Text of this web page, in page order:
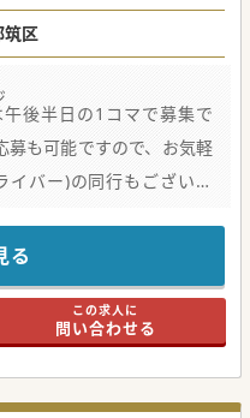
都筑区
後半日の1コマで募集で
も可能ですので、お気軽
バー)の同行もございま
る
この求人に
問い合わせる